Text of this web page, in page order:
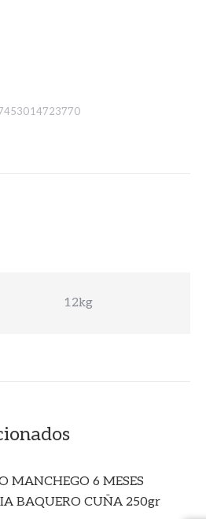
12kg
MANCHEGO 6 MESES
BAQUERO CUÑA 250gr